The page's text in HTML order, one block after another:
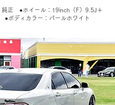
純正 ●ホイール：19inch（F）9.5J＋
ボディカラー：パールホワイト